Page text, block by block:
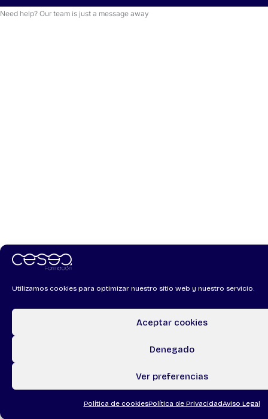
Utilizamos cookies para optimizar nuestro sitio web y nuestro servicio.
Aceptar cookies
Denegado
Ver preferencias
Política de cookiesPolítica de PrivacidadAviso Legal
Need help? Our team is just a message away